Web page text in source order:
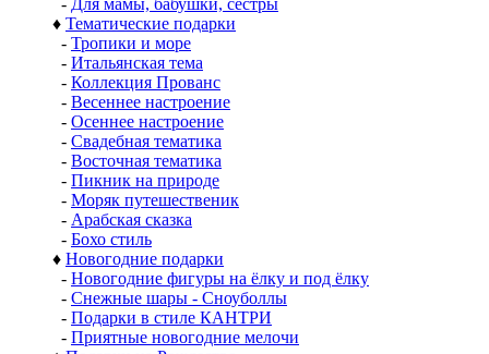
- Для мамы, бабушки, сестры
♦ Тематические подарки
- Тропики и море
- Итальянская тема
- Коллекция Прованс
- Весеннее настроение
- Осеннее настроение
- Свадебная тематика
- Восточная тематика
- Пикник на природе
- Моряк путешественик
- Арабская сказка
- Бохо стиль
♦ Новогодние подарки
- Новогодние фигуры на ёлку и под ёлку
- Снежные шары - Сноуболлы
- Подарки в стиле КАНТРИ
- Приятные новогодние мелочи